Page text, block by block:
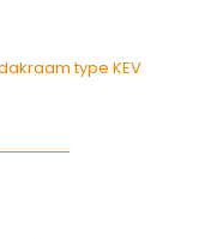
type KEV